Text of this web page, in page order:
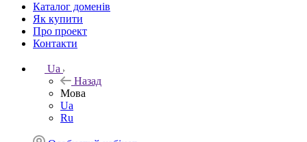
Каталог доменів
Як купити
Про проект
Контакти
Ua
Назад
Мова
Ua
Ru